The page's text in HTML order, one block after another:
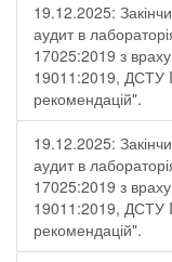
19.12.2025:
аудит в
17025:2019 з
19011:2019, ДСТУ
рекомендацій".
19.12.2025:
аудит в
17025:2019 з
19011:2019, ДСТУ
рекомендацій".